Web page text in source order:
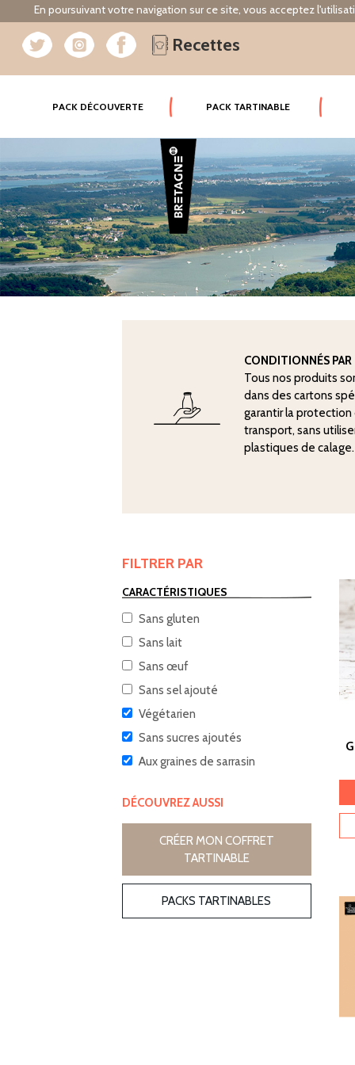
En poursuivant votre navigation sur ce site, vous acceptez
Recettes
PACK DÉCOUVERTE(CURRENT) PACK TARTINABLE
CONDITIONNÉS
Tous nos produits
dans des cartons
garantir la
transport, sans
plastiques de calage.
FILTRER PAR
CARACTÉRISTIQUES
Sans gluten
Sans lait
Sans œuf
Sans sel ajouté
Végétarien
Sans sucres ajoutés
Aux graines de sarrasin
DÉCOUVREZ AUSSI
CRÉER MON COFFRET
TARTINABLE
PACKS TARTINABLES